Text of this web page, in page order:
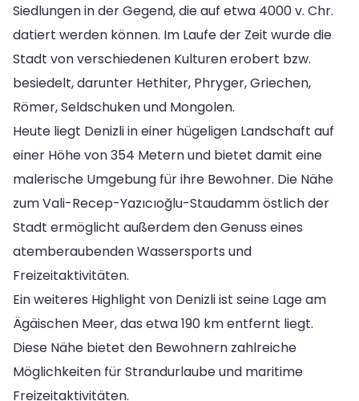
Siedlungen in der Gegend, die auf etwa 4000 v. Chr.
datiert werden können. Im Laufe der Zeit wurde die
Stadt von verschiedenen Kulturen erobert bzw.
besiedelt, darunter Hethiter, Phryger, Griechen,
Römer, Seldschuken und Mongolen.
Heute liegt Denizli in einer hügeligen Landschaft auf
einer Höhe von 354 Metern und bietet damit eine
malerische Umgebung für ihre Bewohner. Die Nähe
zum Vali-Recep-Yazıcıoğlu-Staudamm östlich der
Stadt ermöglicht außerdem den Genuss eines
atemberaubenden Wassersports und
Freizeitaktivitäten.
Ein weiteres Highlight von Denizli ist seine Lage am
Ägäischen Meer, das etwa 190 km entfernt liegt.
Diese Nähe bietet den Bewohnern zahlreiche
Möglichkeiten für Strandurlaube und maritime
Freizeitaktivitäten.